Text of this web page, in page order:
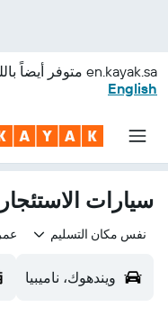
en.kayak.sa متوفر أيضاً
English
سيارات الاستئجار
نفس مكان التسليم
ويندهوك، ناميبيا